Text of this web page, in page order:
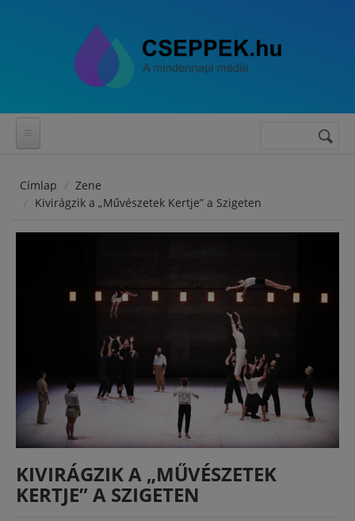
Keresés
Címlap
Zene
Kivirágzik a „Művészetek Kertje” a Szigeten
KIVIRÁGZIK A „MŰVÉSZETEK
KERTJE” A SZIGETEN